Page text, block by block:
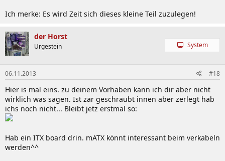
Ich merke: Es wird Zeit sich dieses kleine Teil zuzulegen!
der Horst
Urgestein System
06.11.2013 #18
Hier is mal eins. zu deinem Vorhaben kann ich dir aber nicht
wirklich was sagen. Ist zar geschraubt innen aber zerlegt hab
ichs noch nicht... Bleibt jetz erstmal so:
Hab ein ITX board drin. mATX könnt interessant beim verkabeln
werden^^